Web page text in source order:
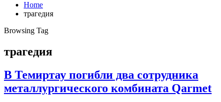
Home
трагедия
Browsing Tag
трагедия
В Темиртау погибли два сотрудника
металлургического комбината Qarmet